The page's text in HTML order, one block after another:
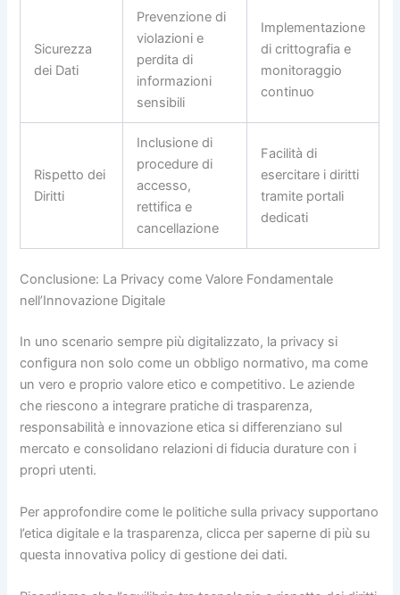
Sicurezza
dei Dati
Prevenzione di
violazioni e
perdita di
informazioni
sensibili
Implementazione
di crittografia e
monitoraggio
continuo
Rispetto dei
Diritti
Inclusione di
procedure di
accesso,
rettifica e
cancellazione
Facilità di
esercitare i diritti
tramite portali
dedicati
Conclusione: La Privacy come Valore Fondamentale
nell’Innovazione Digitale
In uno scenario sempre più digitalizzato, la privacy si
configura non solo come un obbligo normativo, ma come
un vero e proprio valore etico e competitivo. Le aziende
che riescono a integrare pratiche di trasparenza,
responsabilità e innovazione etica si differenziano sul
mercato e consolidano relazioni di fiducia durature con i
propri utenti.
Per approfondire come le politiche sulla privacy supportano
l’etica digitale e la trasparenza, clicca per saperne di più su
questa innovativa policy di gestione dei dati.